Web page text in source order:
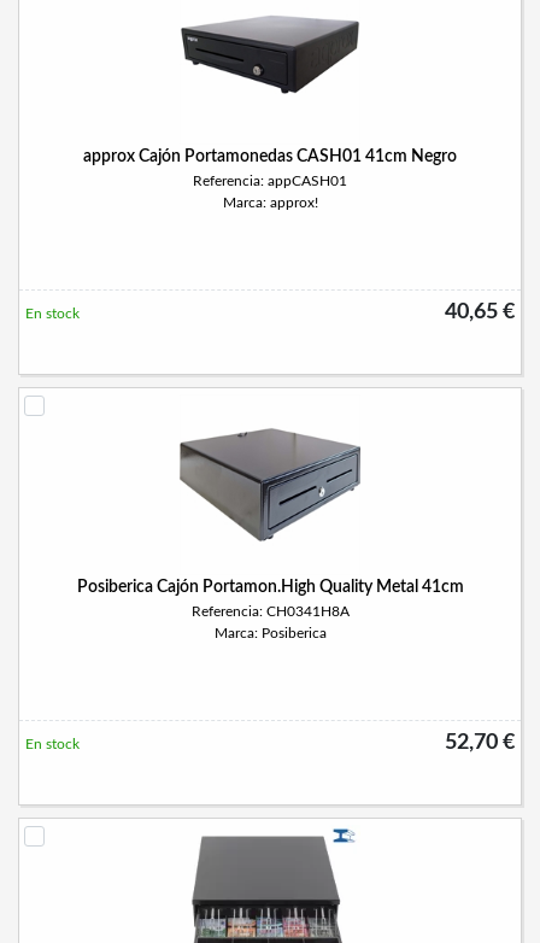
approx Cajón Portamonedas CASH01 41cm Negro
Referencia: appCASH01
Marca: approx!
40,65 €
En stock
Posiberica Cajón Portamon.High Quality Metal 41cm
Referencia: CH0341H8A
Marca: Posiberica
52,70 €
En stock